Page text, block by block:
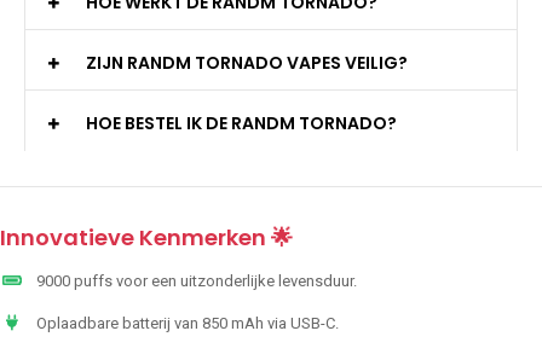
ZIJN RANDM TORNADO VAPES VEILIG?
HOE BESTEL IK DE RANDM TORNADO?
Innovatieve Kenmerken 🌟
9000 puffs voor een uitzonderlijke levensduur.
Oplaadbare batterij van 850 mAh via USB-C.